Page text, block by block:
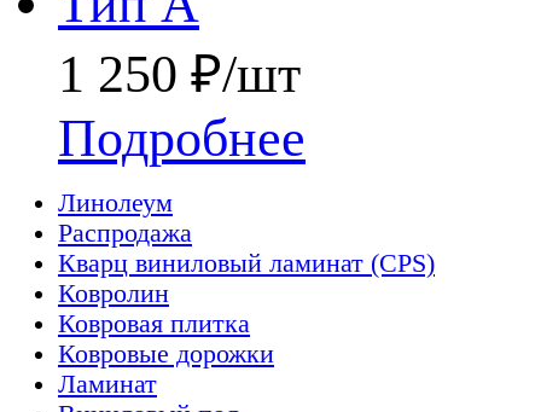
1 250 ₽/шт
Подробнее
Линолеум
Распродажа
Кварц виниловый ламинат (CPS)
Ковролин
Ковровая плитка
Ковровые дорожки
Ламинат